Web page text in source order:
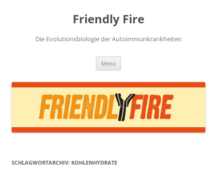
Friendly Fire
Die Evolutionsbiologie der Autoimmunkrankheiten
Menü
SCHLAGWORTARCHIV: KOHLENHYDRATE